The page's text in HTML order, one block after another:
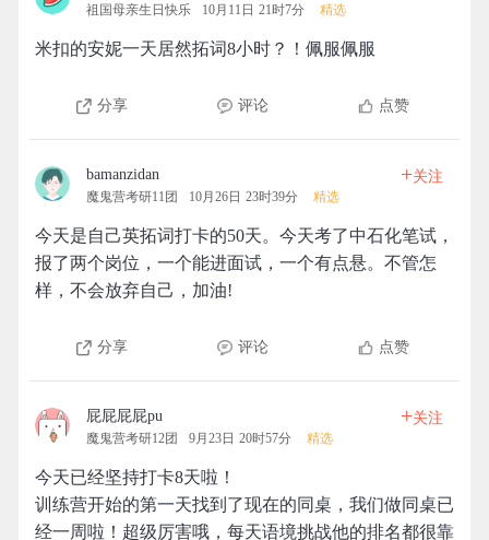
祖国母亲生日快乐 10月11日 21时7分 精选
米扣的安妮一天居然拓词8小时？！佩服佩服
分享 评论 点赞
bamanzidan
魔鬼营考研11团 10月26日 23时39分 精选
+关注
今天是自己英拓词打卡的50天。今天考了中石化笔试，
报了两个岗位，一个能进面试，一个有点悬。不管怎
样，不会放弃自己，加油!
分享 评论 点赞
屁屁屁屁pu
魔鬼营考研12团 9月23日 20时57分 精选
+关注
今天已经坚持打卡8天啦！
训练营开始的第一天找到了现在的同桌，我们做同桌已
经一周啦！超级厉害哦，每天语境挑战他的排名都很靠